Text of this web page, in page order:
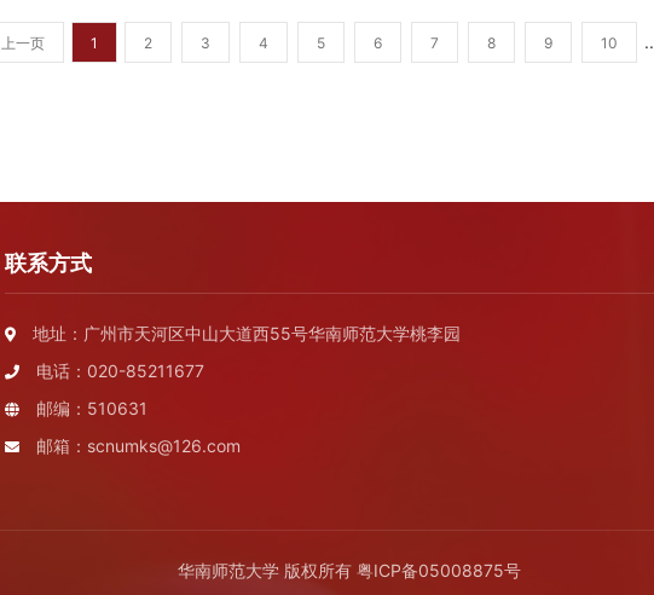
上一页 1 2 3 4 5 6 7 8 9 10 ..
联系方式
地址：广州市天河区中山大道西55号华南师范大学桃李园
电话：020-85211677
邮编：510631
邮箱：scnumks@126.com
华南师范大学 版权所有 粤ICP备05008875号